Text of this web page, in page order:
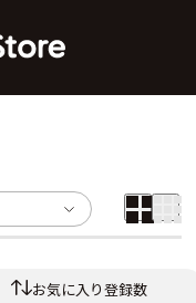
お気に入り登録数